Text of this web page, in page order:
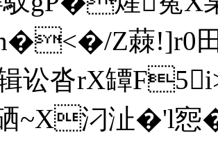
Z蕀!]r0
讼沓rX罈
硒~X汈沚�'l